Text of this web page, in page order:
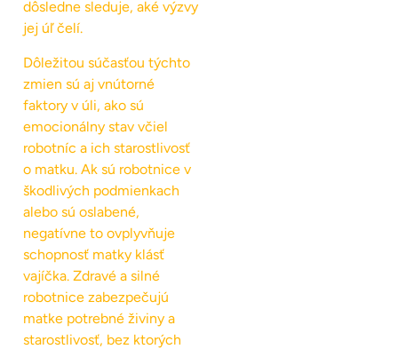
dôsledne sleduje, aké výzvy
jej úľ čelí.
Dôležitou súčasťou týchto
zmien sú aj vnútorné
faktory v úli, ako sú
emocionálny stav včiel
robotníc a ich starostlivosť
o matku. Ak sú robotnice v
škodlivých podmienkach
alebo sú oslabené,
negatívne to ovplyvňuje
schopnosť matky klásť
vajíčka. Zdravé a silné
robotnice zabezpečujú
matke potrebné živiny a
starostlivosť, bez ktorých